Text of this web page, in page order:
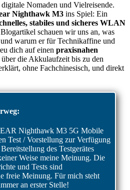
Nomaden und Vielreisende.
Nighthawk M3 ins Spiel: Ein
stabiles und sicheres WLAN
schauen wir uns an, was
warum er für Technikaffine und
dich auf einen praxisnahen
die Akkulaufzeit bis zu den
ohne Fachchinesisch, und direkt
Nighthawk M3 5G Mobile
Test / Vorstellung zur Verfügung
des Testgerätes
Weise meine Meinung. Die
und Tests sind
freie Meinung. Für mich steht
an erster Stelle!